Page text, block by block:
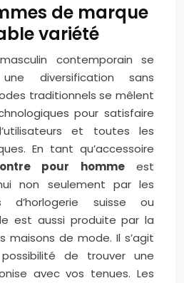
de marque
variété
contemporain se
diversification sans
traditionnels se mêlent
pour satisfaire
et toutes les
En tant qu’accessoire
pour hommeest
non seulement par les
d’horlogerie suisse ou
est aussi produite par la
maisons de mode. Il s’agit
de trouver une
avec vos tenues. Les